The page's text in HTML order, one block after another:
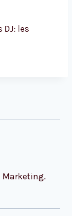
DJ: les
Marketing.